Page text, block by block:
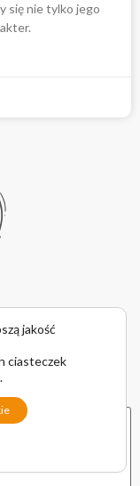
się nie tylko jego
Wymagane pola
jakość
ciasteczek
.